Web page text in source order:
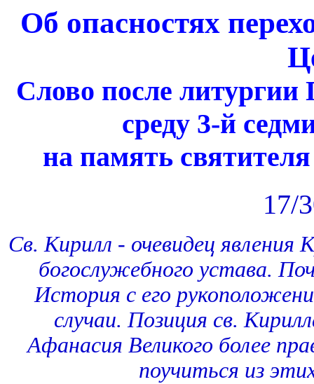
Об опасностях
Слово после
среду 3-й
на память
17/
Св. Кирилл - очевидец явления
богослужебного устава.
История с его
случаи. Позиция св.
Афанасия Великого более
поучиться из